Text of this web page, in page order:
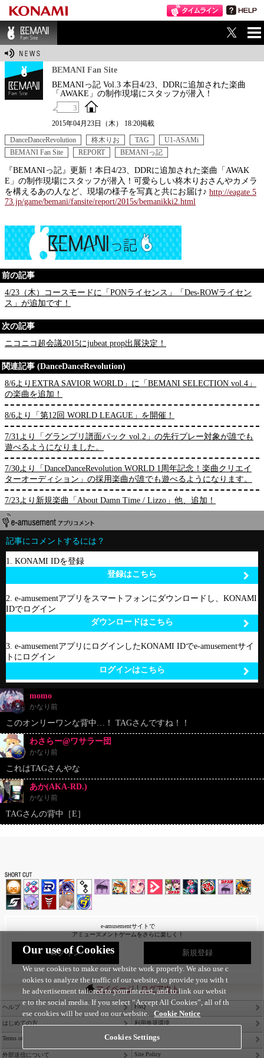
BEMANI Fan Sit
BEMANI Fan Site
BEMANIっ記 Vol.3 本日4/23、DDRに追加された楽曲
「AWAKE」の制作現場にスタッフが潜入！
3
2015年04月23日（木） 18:20掲載
DanceDanceRevolution
柊木りお TAG
U1-ASAMi
BEMANI Fan Site
REPORT BEMANIっ記
『BEMANIっ記』更新！本日4/23、DDRに追加された楽曲「AWAK
E」の制作現場にスタッフが潜入！可愛らしい柊木りおさんやカメラ
を構えるあの人など、現場の様子を写真と共にお届け♪ http://eagate.5
73.jp/game/bemani/fansite/report/2015s/bemanikki2.html
前の記事
4/23（木）コースモードに「PONライセンス」「Des-ROWライセン
ス」が追加です！
次の記事
ニコニコ超会議2015にjubeat prop出展決定！
関連記事 (DanceDanceRevolution)
8/6よりEXTRA SAVIOR WORLD」に「BEMANI SELECTION vol.4」
の楽曲を追加！
8/6より「第12回 WORLD LEAGUE」を開催！
7/31より「グランプリ譜面パック vol.2」の先行プレー対象が誰でも
遊べるようになりました。
7/30より「DanceDanceRevolution WORLD 1周年記念！楽曲クリエイ
ターオーディション」の採用楽曲が誰でも遊べるようになります。
7/23より新規楽曲「About Damn Time / Lizzo」他、追加！
記事にコメントするには？
1. KONAMI IDを登録
登録はこちら
2. e-amusementアプリをスマートフォンにダウンロードし、KONAMI
IDでログイン
ダウンロードはこちら
3. e-amusementアプリにログインしたKONAMI IDでe-amusementサイ
トにログイン
ログインはこちら
momo
かなり前
このオンリーワンな背中…！ TAGさんですね！！
わさらー@ワサラー団
かなり前
これはTAGさんやな
あか(AKA-RD.)
かなり前
TAGさんの背中［E］
e-amusementサイトで
アミューズメントゲームをさらに楽しく！
ログイン 新規登録
マイページ|ログアウト
ヘルプ FAQ
はじめての方 利用推奨環境
Terms of Service Privacy Policy
外部送信について Site Policy
Our use of Cookies
We use cookies to make our website work properly. We also use c
ookies to analyze the traffic of our website, to provide you with t
he advertisement tailored to your interest, and to link our websit
e to the social media. If you select “Accept All Cookies”, all of th
ese cookies will be used on our website. Cookie Notice
Cookies Settings